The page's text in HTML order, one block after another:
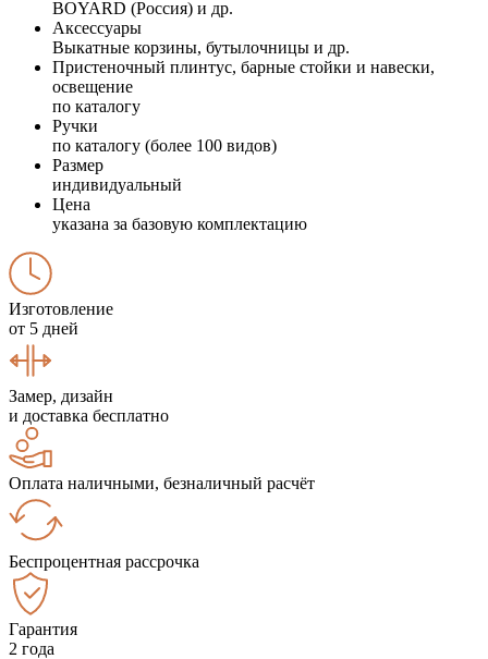
BOYARD (Россия) и др.
Аксессуары
Выкатные корзины, бутылочницы и др.
Пристеночный плинтус, барные стойки и навески,
освещение
по каталогу
Ручки
по каталогу (более 100 видов)
Размер
индивидуальный
Цена
указана за базовую комплектацию
Изготовление
от 5 дней
Замер, дизайн
и доставка бесплатно
Оплата наличными, безналичный расчёт
Беспроцентная рассрочка
Гарантия
2 года